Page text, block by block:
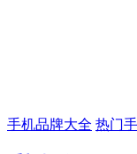
手机品牌大全 热门